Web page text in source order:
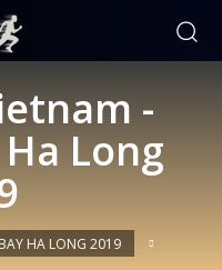
-
Long
BAY HA LONG 2019